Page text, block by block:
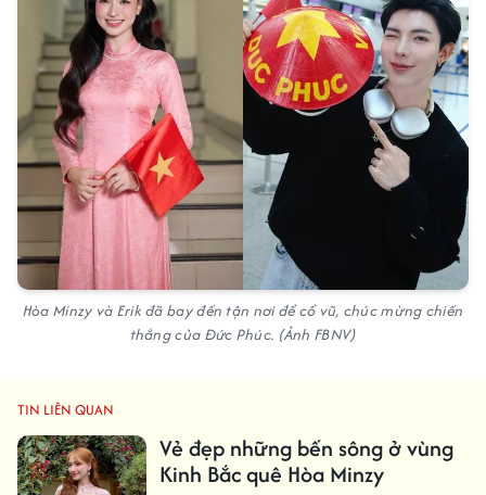
Hòa Minzy và Erik đã bay đến tận nơi để cổ vũ, chúc mừng chiến
thắng của Đức Phúc. (Ảnh FBNV)
TIN LIÊN QUAN
Vẻ đẹp những bến sông ở vùng
Kinh Bắc quê Hòa Minzy